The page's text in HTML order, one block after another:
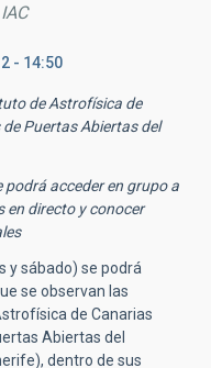
- 14:50
de Astrofísica de
Puertas Abiertas del
podrá acceder en grupo a
en directo y conocer
y sábado) se podrá
se observan las
de Canarias
Abiertas del
dentro de sus